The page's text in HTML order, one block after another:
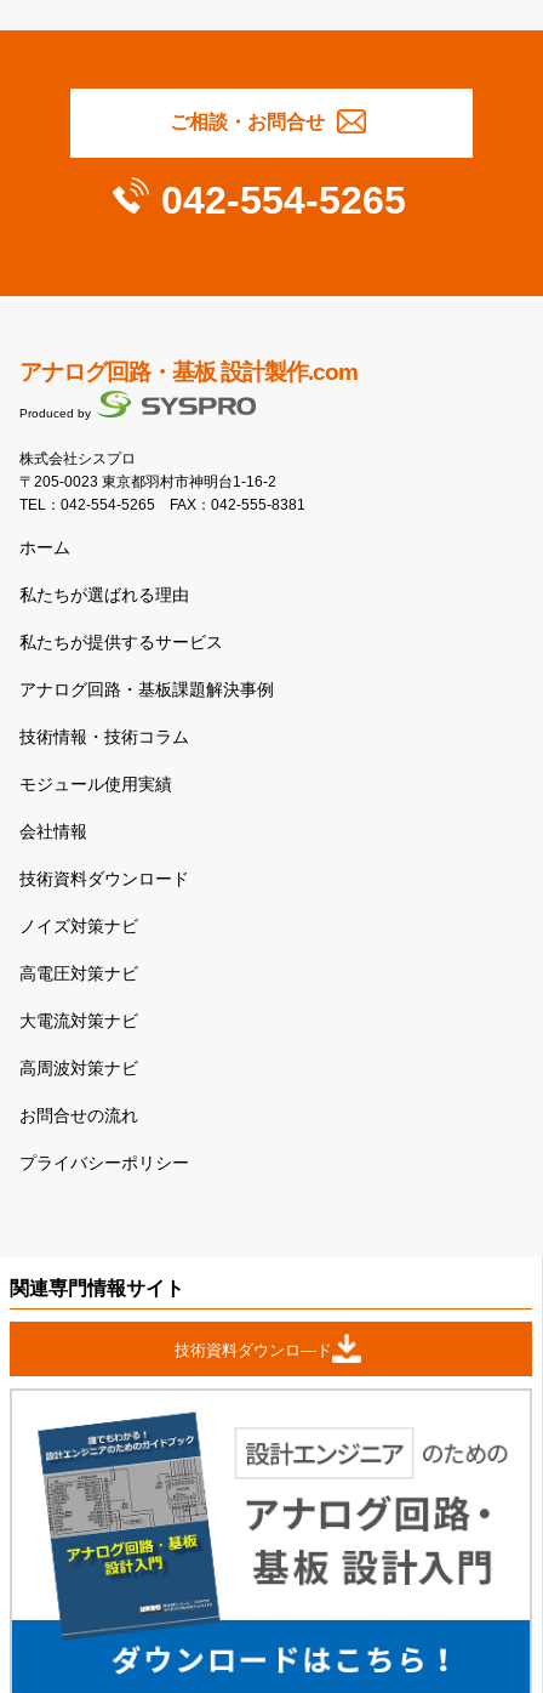
ご相談・お問合せ
042-554-5265
アナログ回路・基板 設計製作.com
Produced by
株式会社シスプロ
〒205-0023 東京都羽村市神明台1-16-2
TEL： 042-554-5265 FAX：042-555-8381
ホーム
私たちが選ばれる理由
私たちが提供するサービス
アナログ回路・基板課題解決事例
技術情報・技術コラム
モジュール使用実績
会社情報
技術資料ダウンロード
ノイズ対策ナビ
高電圧対策ナビ
大電流対策ナビ
高周波対策ナビ
お問合せの流れ
プライバシーポリシー
関連専門情報サイト
技術資料ダウンロ―ド